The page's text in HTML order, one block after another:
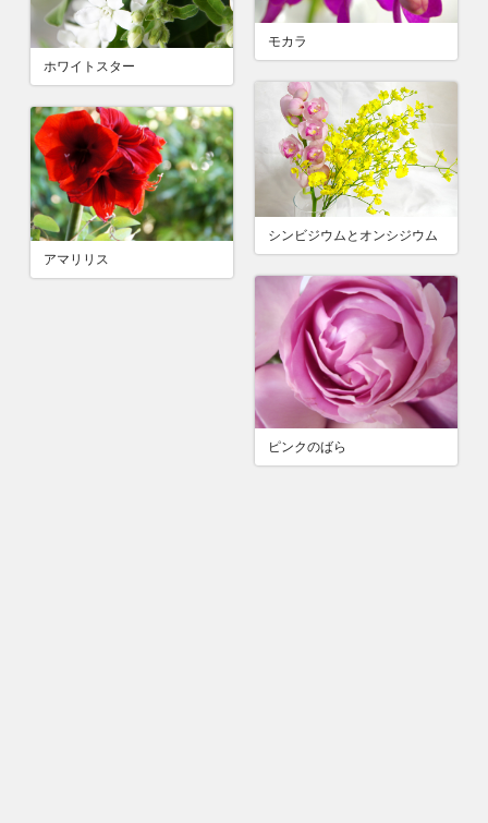
モカラ
ホワイトスター
シンビジウムとオンシジウム
アマリリス
ピンクのばら